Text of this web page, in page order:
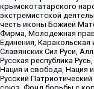
крымскотатарского
экстремистской
честь иконы Божией
Фирма, Молодежная
Единения,
Славянских Сил Руси,
Русская республика
Нация и свобода, Нация
Русский
союз, Фонд борьбы с